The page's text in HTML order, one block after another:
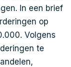
In een brief
op
Volgens
te